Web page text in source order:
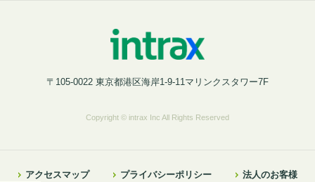
〒105-0022 東京都港区海岸1-9-11マリンクスタワー7F
Copyright © intrax Inc All Rights Reserved
アクセスマップ プライバシーポリシー 法人のお客様